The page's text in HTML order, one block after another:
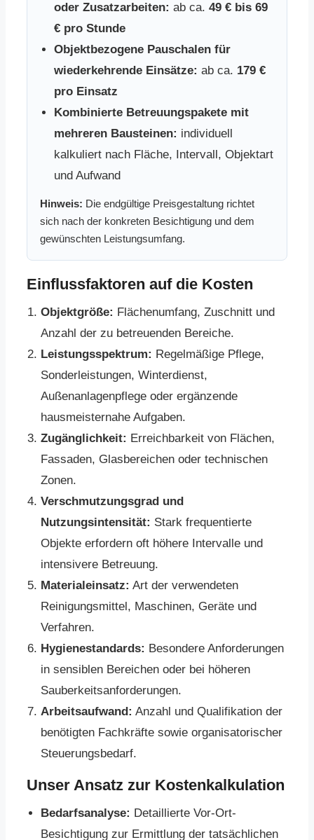
oder Zusatzarbeiten: ab ca. 49 € bis 69
€ pro Stunde
Objektbezogene Pauschalen für
wiederkehrende Einsätze: ab ca. 179 €
pro Einsatz
Kombinierte Betreuungspakete mit
mehreren Bausteinen: individuell
kalkuliert nach Fläche, Intervall, Objektart
und Aufwand
Hinweis: Die endgültige Preisgestaltung richtet
sich nach der konkreten Besichtigung und dem
gewünschten Leistungsumfang.
Einflussfaktoren auf die Kosten
Objektgröße: Flächenumfang, Zuschnitt und
Anzahl der zu betreuenden Bereiche.
Leistungsspektrum: Regelmäßige Pflege,
Sonderleistungen, Winterdienst,
Außenanlagenpflege oder ergänzende
hausmeisternahe Aufgaben.
Zugänglichkeit: Erreichbarkeit von Flächen,
Fassaden, Glasbereichen oder technischen
Zonen.
Verschmutzungsgrad und
Nutzungsintensität: Stark frequentierte
Objekte erfordern oft höhere Intervalle und
intensivere Betreuung.
Materialeinsatz: Art der verwendeten
Reinigungsmittel, Maschinen, Geräte und
Verfahren.
Hygienestandards: Besondere Anforderungen
in sensiblen Bereichen oder bei höheren
Sauberkeitsanforderungen.
Arbeitsaufwand: Anzahl und Qualifikation der
benötigten Fachkräfte sowie organisatorischer
Steuerungsbedarf.
Unser Ansatz zur Kostenkalkulation
Bedarfsanalyse: Detaillierte Vor-Ort-
Besichtigung zur Ermittlung der tatsächlichen